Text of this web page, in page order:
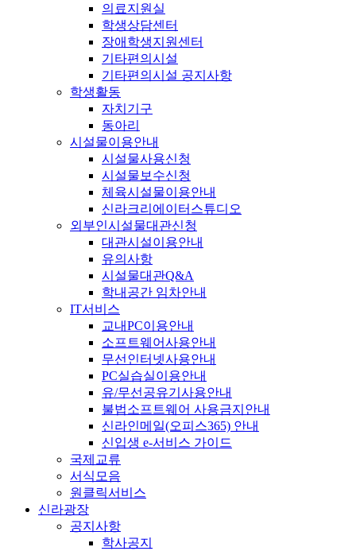
의료지원실
학생상담센터
장애학생지원센터
기타편의시설
기타편의시설 공지사항
학생활동
자치기구
동아리
시설물이용안내
시설물사용신청
시설물보수신청
체육시설물이용안내
신라크리에이터스튜디오
외부인시설물대관신청
대관시설이용안내
유의사항
시설물대관Q&A
학내공간 임차안내
IT서비스
교내PC이용안내
소프트웨어사용안내
무선인터넷사용안내
PC실습실이용안내
유/무선공유기사용안내
불법소프트웨어 사용금지안내
신라인메일(오피스365) 안내
신입생 e-서비스 가이드
국제교류
서식모음
원클릭서비스
신라광장
공지사항
학사공지